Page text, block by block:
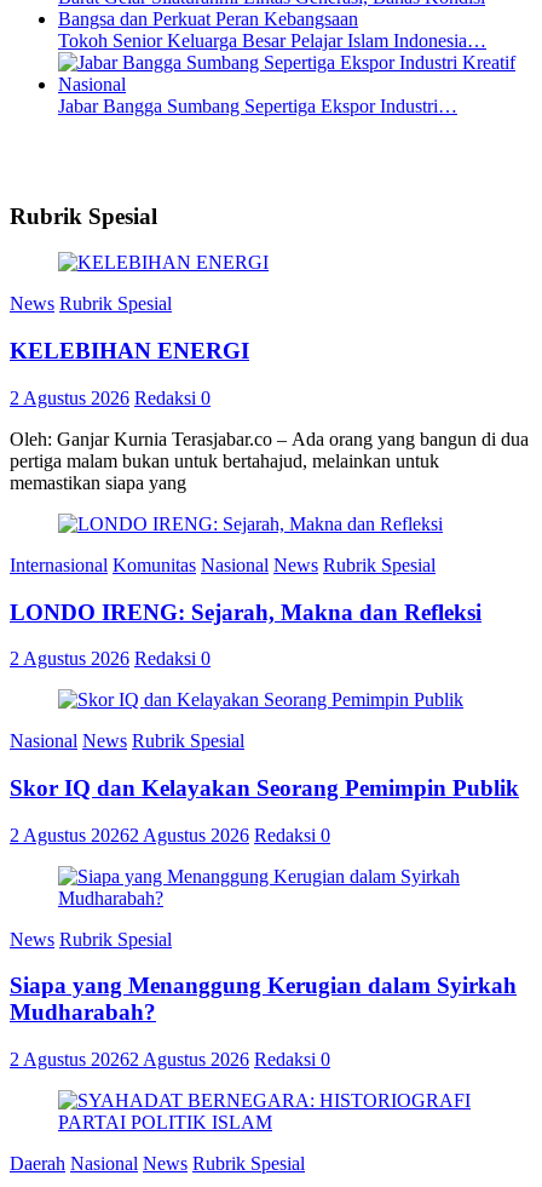
Tokoh Senior Keluarga Besar Pelajar Islam Indonesia…
Jabar Bangga Sumbang Sepertiga Ekspor Industri…
Rubrik Spesial
News Rubrik Spesial
KELEBIHAN ENERGI
2 Agustus 2026 Redaksi 0
Oleh: Ganjar Kurnia Terasjabar.co – Ada orang yang bangun di dua
pertiga malam bukan untuk bertahajud, melainkan untuk
memastikan siapa yang
Internasional Komunitas Nasional News Rubrik Spesial
LONDO IRENG: Sejarah, Makna dan Refleksi
2 Agustus 2026 Redaksi 0
Nasional News Rubrik Spesial
Skor IQ dan Kelayakan Seorang Pemimpin Publik
2 Agustus 20262 Agustus 2026 Redaksi 0
News Rubrik Spesial
Siapa yang Menanggung Kerugian dalam Syirkah
Mudharabah?
2 Agustus 20262 Agustus 2026 Redaksi 0
Daerah Nasional News Rubrik Spesial